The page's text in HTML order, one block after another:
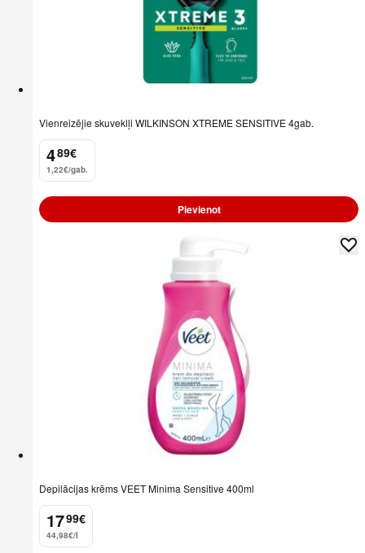
Vienreizējie skuveklļi WILKINSON XTREME SENSITIVE 4gab.
4
. 89€
1,22€/gab.
Pievienot
Depilācijas krēms VEET Minima Sensitive 400ml
17
. 99€
44,98€/l